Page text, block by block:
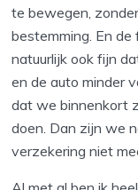
te bewegen,
bestemming. En de
natuurlijk ook fijn
en de auto minder
dat we binnenkort
doen. Dan zijn we
verzekering niet